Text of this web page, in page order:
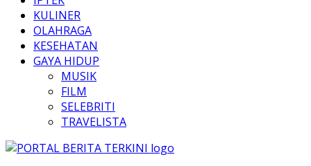
KULINER
OLAHRAGA
KESEHATAN
GAYA HIDUP
MUSIK
FILM
SELEBRITI
TRAVELISTA